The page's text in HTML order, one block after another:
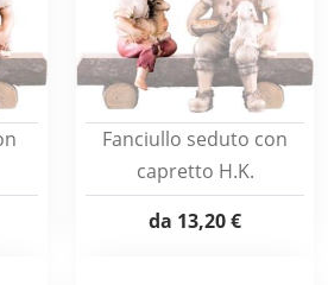
Fanciullo seduto con
capretto H.K.
da 13,20 €